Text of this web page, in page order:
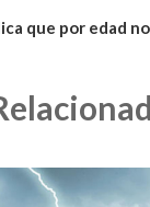
que por edad